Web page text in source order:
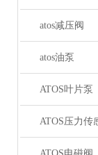
atos减压阀
atos油泵
ATOS叶片泵
ATOS压力传